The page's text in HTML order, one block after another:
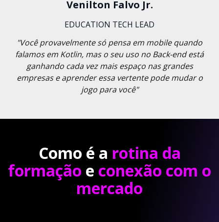
Venilton Falvo Jr.
EDUCATION TECH LEAD
"Você provavelmente só pensa em mobile quando
falamos em Kotlin, mas o seu uso no Back-end está
ganhando cada vez mais espaço nas grandes
empresas e aprender essa vertente pode mudar o
jogo para você"
Como é a rotina da
formação e conexão com o
mercado